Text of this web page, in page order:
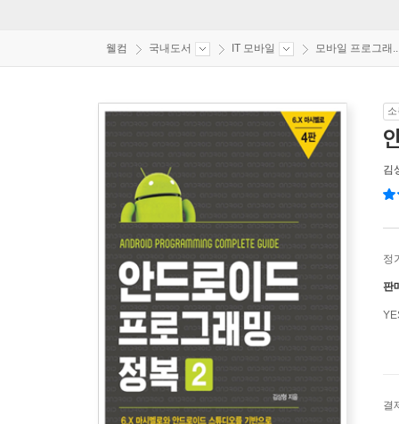
웰컴 국내도서 IT 모바일 모바일 프로그래
김
정
판
결